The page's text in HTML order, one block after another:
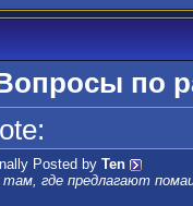
по
Posted by Ten
где предлагают